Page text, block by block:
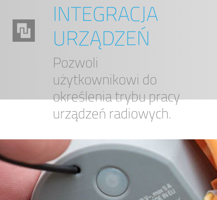
INTEGRACJA
URZĄDZEŃ
Pozwoli
użytkownikowi do
określenia trybu pracy
urządzeń radiowych.